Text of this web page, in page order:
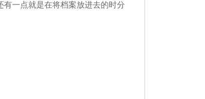
一点就是在将档案放进去的时分